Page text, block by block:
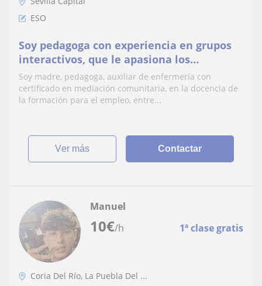
ESO
Soy pedagoga con experiencia en grupos
interactivos, que le apasiona los
aprendizajes basados en proyectos, los
juegos para repasar conocimientos, los
vídeos para clarificar dudas y ampliar
Soy madre, pedagoga, auxiliar de enfermería con
certificado en mediación comunitaria, en la docencia de
la formación para el empleo, entre...
ver más Contactar
10€/h 1ª clase gratis
Manuel
Coria Del Río, La Puebla Del ...